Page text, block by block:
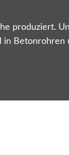
produziert.
in Betonrohren